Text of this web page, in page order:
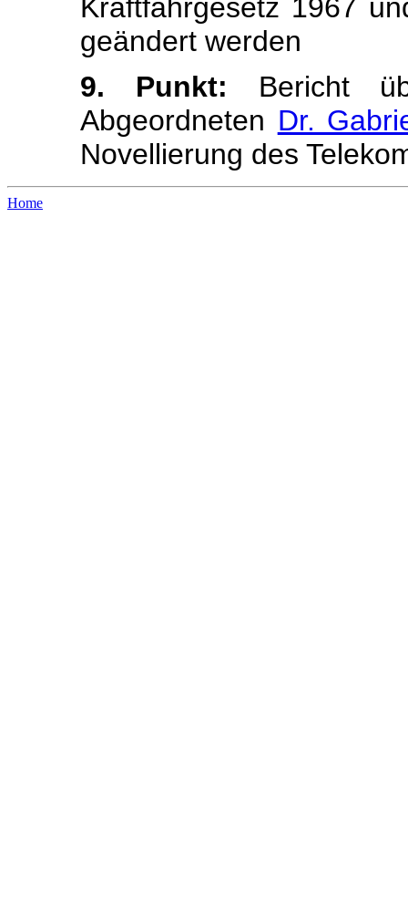
Kraftfahrgesetz 1967
geändert werden
9. Punkt: Bericht
Abgeordneten Dr.
Novellierung des
Home